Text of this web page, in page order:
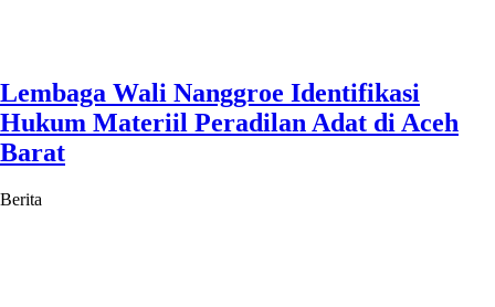
Lembaga Wali Nanggroe Identifikasi
Hukum Materiil Peradilan Adat di Aceh
Barat
Berita